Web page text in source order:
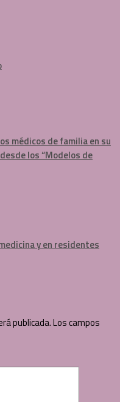
médicos de familia en su
los “Modelos de
y en residentes
publicada.Los campos